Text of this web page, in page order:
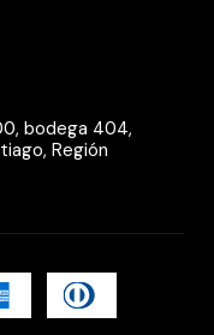
bodega 404,
Región